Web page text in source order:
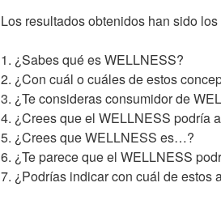
Los resultados obtenidos han sido
1. ¿Sabes qué es WELLNESS?
2. ¿Con cuál o cuáles de estos
3. ¿Te consideras consumidor de
4. ¿Crees que el WELLNESS podría
5. ¿Crees que WELLNESS es…?
6. ¿Te parece que el WELLNESS
7. ¿Podrías indicar con cuál de estos